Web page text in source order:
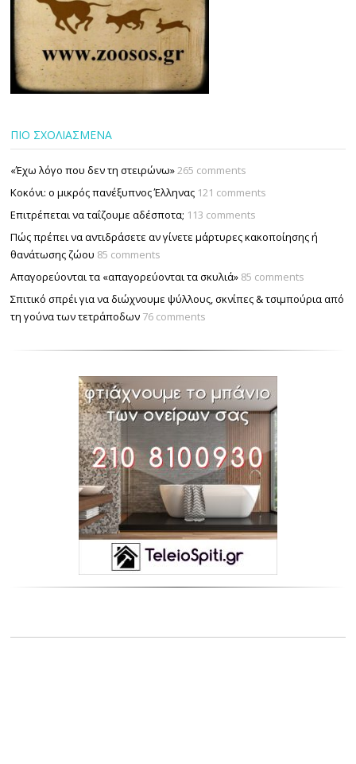
ΠΙΟ ΣΧΟΛΙΑΣΜΕΝΑ
«Έχω λόγο που δεν τη στειρώνω»265 comments
Κοκόνι: ο μικρός πανέξυπνος Έλληνας 121 comments
Επιτρέπεται να ταΐζουµε αδέσποτα; 113 comments
Πώς πρέπει να αντιδράσετε αν γίνετε μάρτυρες κακοποίησης ή
θανάτωσης ζώου 85 comments
Απαγορεύονται τα «απαγορεύονται τα σκυλιά» 85 comments
Σπιτικό σπρέι για να διώχνουμε ψύλλους, σκνίπες & τσιμπούρια από
τη γούνα των τετράποδων 76 comments